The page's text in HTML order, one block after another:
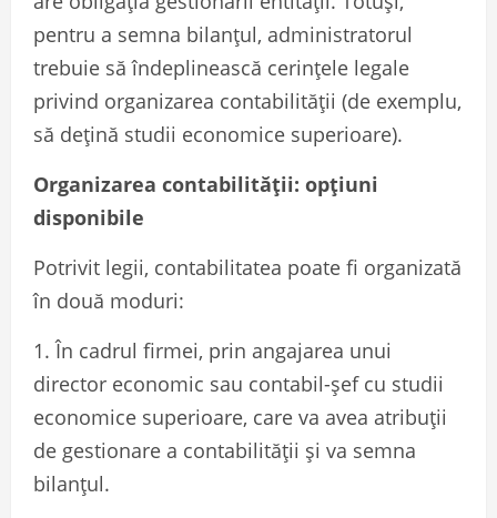
pentru a semna bilanțul, administratorul
trebuie să îndeplinească cerințele legale
privind organizarea contabilității (de exemplu,
să dețină studii economice superioare).
Organizarea contabilității: opțiuni
disponibile
Potrivit legii, contabilitatea poate fi organizată
în două moduri:
1.În cadrul firmei, prin angajarea unui
director economic sau contabil-șef cu studii
economice superioare, care va avea atribuții
de gestionare a contabilității și va semna
bilanțul.